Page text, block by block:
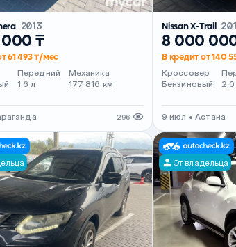
2013
₸
61 493 ₸/мес
Передний
1.6 л
Механика
177 816 км
296
Nissan X-Trail
8 000
В кредит от 140
Кроссовер
Бензиновый
2.0
9 июл • Астана
От владельца